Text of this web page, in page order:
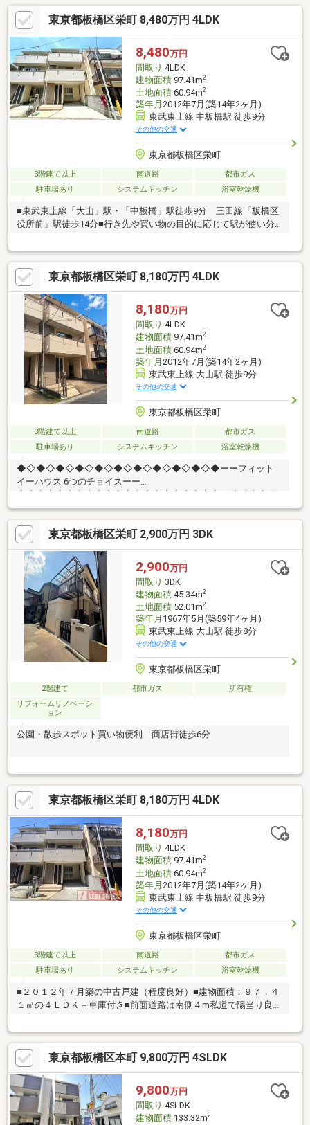
です◎平日・週末どちらでもご見学いただけます♪◆周辺環境の
特徴◆・保育園は徒歩4分圏内、小学校は徒歩5分圏内にあり、お
子様がいるご家庭も安心な環境です♪・コンビニは徒歩3分圏内、
スーパーとドラッグストアは徒歩7分圏内にあり、お買い物にも便
利な立地です！
東京都板橋区栄町 8,480万円 4LDK
8,480万円
間取り 4LDK
建物面積97.41m2
土地面積60.94m2
築年月 2012年7月(築14年2ヶ月)
東武東上線 中板橋駅 徒歩9分
その他の交通
東京都板橋区栄町
3階建て以上 南道路
都市ガス
駐車場あり
システムキッチン 浴室乾燥機
■東武東上線「大山」駅・「中板橋」駅徒歩9分 三田線「板橋区
役所前」駅徒歩14分■行き先や買い物の目的に応じて駅が使い分
心ビジネス街へもダイレクトにアクセス可能■活気あふれるハッ
ピーロード大山商店街をはじめお買い物施設が充実 小中学校も
近く子育て環境も良好です■南側道路に面し陽当り良好■2026年6
月フルリノベーション済♪♪ 水回りは全て新品 フローリング・
クロス張替 内装・設備も一新 新築気分で気持ちよく新生活を
スタートいただけます■ゆとりある4LDK 部屋数しっかりあるの
で使い方は自由自在！！
東京都板橋区栄町 8,180万円 4LDK
8,180万円
間取り 4LDK
建物面積97.41m2
土地面積60.94m2
築年月 2012年7月(築14年2ヶ月)
東武東上線 大山駅 徒歩9分
その他の交通
東京都板橋区栄町
3階建て以上 南道路
都市ガス
駐車場あり
システムキッチン 浴室乾燥機
◆◇◆◇◆◇◆◇◆◇◆◇◆◇◆◇◆◇◆◇◆ーーフィット
イーハウス 6つのチョイスーー
「大山」駅・「中板橋」駅まで徒歩9分。平坦なアプローチです。
(2)「池袋」駅へのアクセスも良く、通勤や家族のお出かけもスム
ーズです。(3)2026年6月にキッチン・浴室といった最も費用がか
かる水回り設備一式を新調済。(4)内装リフォームが完了している
ため、気持ちの良い新生活がスタートできます。(5)使い勝手の良
い4LDK。全洋室に収納があり、お部屋をすっきり保てます。(6)
スーパーやコンビニまで徒歩6分圏内と買い物にも便利です。
東京都板橋区栄町 2,900万円 3DK
2,900万円
間取り 3DK
建物面積45.34m2
土地面積52.01m2
築年月 1967年5月(築59年4ヶ月)
東武東上線 大山駅 徒歩8分
その他の交通
東京都板橋区栄町
2階建て 都市ガス
所有権
リフォームリノベーシ
ョン
公園・散歩スポット買い物便利 商店街徒歩6分
東京都板橋区栄町 8,180万円 4LDK
8,180万円
間取り 4LDK
建物面積97.41m2
土地面積60.94m2
築年月 2012年7月(築14年2ヶ月)
東武東上線 中板橋駅 徒歩9分
その他の交通
東京都板橋区栄町
3階建て以上 南道路
都市ガス
駐車場あり
システムキッチン 浴室乾燥機
■２０１２年７月築の中古戸建（程度良好）■建物面積：９７．４
１㎡の４ＬＤＫ＋車庫付き■前面道路は南側４m私道で陽当り良好
引戸を開放して１６．６帖のＬＤＫとしても使用可能■くつろぎ
の１坪浴室、追い炊き機能＆浴室乾燥機付き■保育園が徒歩圏内
に点在していて子育て世代にも嬉しい住環境■小学校まで徒歩６
分以内でお子様の通学も安心■生活施設や総合病院が近くに揃う
利便性が高い立地■東武東上線「大山」駅まで徒歩９分■東武東上
線「中板橋」駅まで徒歩９分ーベストセレクトは創立１９８５年
の売買専門の不動産会社ー
東京都板橋区本町 9,800万円 4SLDK
9,800万円
間取り 4SLDK
建物面積133.32m2